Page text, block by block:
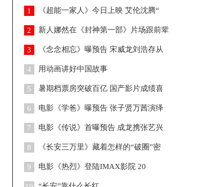
1 《超能一家人》今日上映 艾伦沈腾“
2 新人娜然在《封神第一部》片场跟前辈
3 《念念相忘》曝预告 宋威龙刘浩存从
4 用动画讲好中国故事
5 暑期档票房突破百亿 国产影片成绩喜
6 电影《学爸》曝预告 张子贤万茜演绎
7 电影《传说》首曝预告 成龙携张艺兴
8 《长安三万里》藏着怎样的“破圈”密
9 电影《热烈》登陆IMAX影院 20